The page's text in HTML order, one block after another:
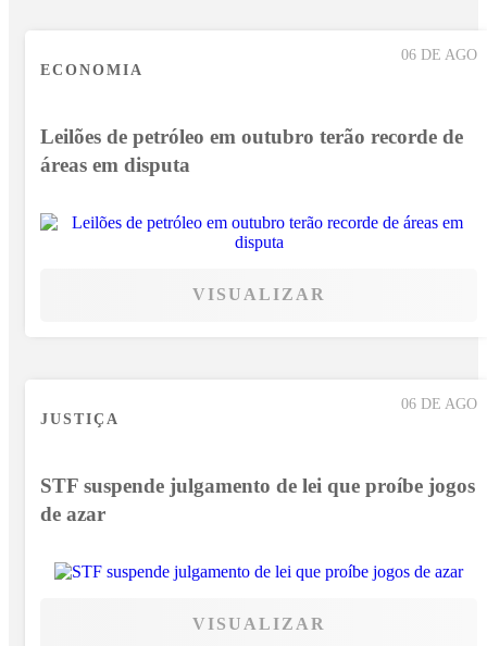
06 DE AGO
ECONOMIA
Leilões de petróleo em outubro terão recorde de
áreas em disputa
VISUALIZAR
06 DE AGO
JUSTIÇA
STF suspende julgamento de lei que proíbe jogos
de azar
VISUALIZAR